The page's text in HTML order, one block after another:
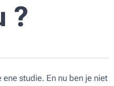
?
studie. En nu ben je niet